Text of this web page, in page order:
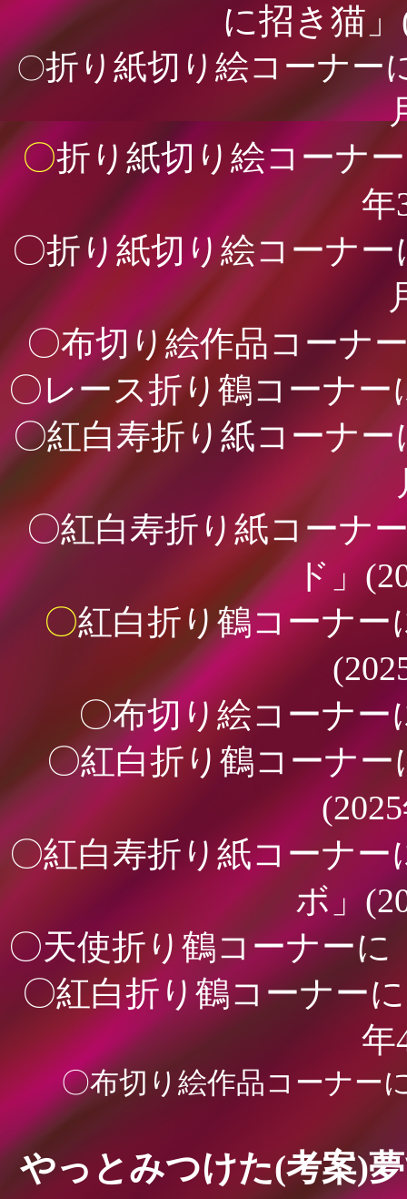
に招き猫」
〇折り紙切り絵コーナー
〇折り紙切り絵コーナ
年
〇折り紙切り絵コーナ
〇布切り絵作品コーナ
〇レース折り鶴コーナー
〇紅白寿折り紙コーナ
〇紅白寿折り紙コーナ
ド」
〇紅白折り鶴コーナ
〇布切り絵コーナー
〇紅白折り鶴コーナ
〇紅白寿折り紙コーナ
ボ」
〇天使折り鶴コーナーに
〇紅白折り鶴コーナー
年
〇布切り絵作品コーナー
やっとみつけた(考案)